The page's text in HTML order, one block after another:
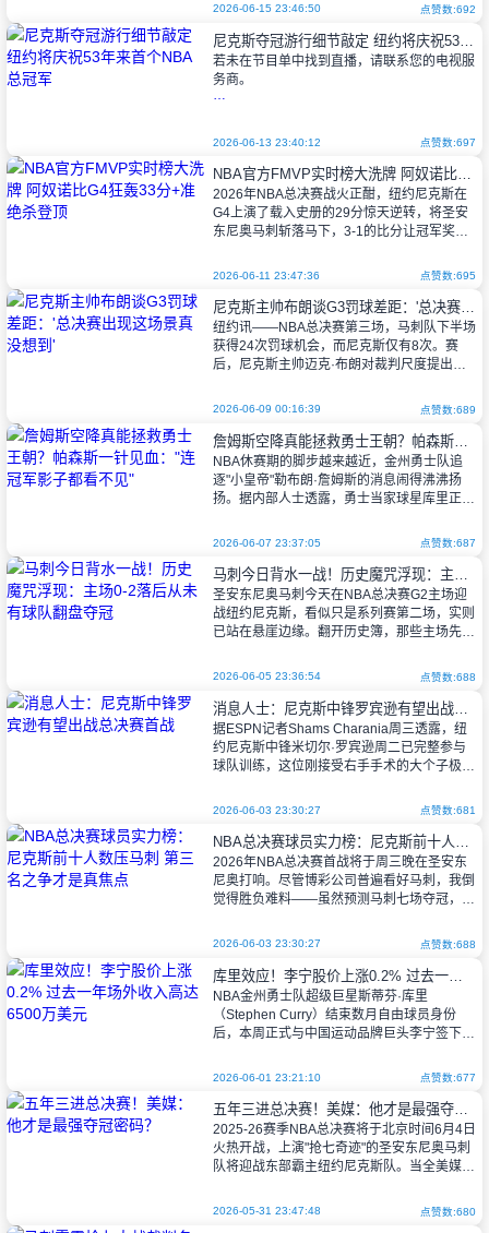
2026-06-15 23:46:50 点赞数:692
尼克斯夺冠游行细节敲定 纽约将庆祝53年来首个NBA总冠军
若未在节目单中找到直播，请联系您的电视服
务商。
纽约尼克斯队时隔53年重夺NBA总冠
行。就在尼克斯以4-1战胜圣安东尼奥马刺队
锁定2026年总冠军
2026-06-13 23:40:12 点赞数:697
NBA官方FMVP实时榜大洗牌 阿奴诺比G4狂轰33分+准绝杀登顶
2026年NBA总决赛战火正酣，纽约尼克斯在
G4上演了载入史册的29分惊天逆转，将圣安
东尼奥马刺斩落马下，3-1的比分让冠军奖杯
上，那个在攻防两端统治赛场的
2026-06-11 23:47:36 点赞数:695
尼克斯主帅布朗谈G3罚球差距：'总决赛出现这场景真没想到'
纽约讯——NBA总决赛第三场，马刺队下半场
获得24次罚球机会，而尼克斯仅有8次。赛
后，尼克斯主帅迈克·布朗对裁判尺度提出质
"在总决赛看到这种场面真是活久见，"布
朗摇头道，"但今晚确
2026-06-09 00:16:39 点赞数:689
詹姆斯空降真能拯救勇士王朝？帕森斯一针见血："连冠军影子都看不见"
NBA休赛期的脚步越来越近，金州勇士队追
逐"小皇帝"勒布朗·詹姆斯的消息闹得沸沸扬
扬。据内部人士透露，勇士当家球星库里正准
促成这段堪称联盟史上最具爆炸性的超
2026-06-07 23:37:05 点赞数:687
马刺今日背水一战！历史魔咒浮现：主场0-2落后从未有球队翻盘夺冠
圣安东尼奥马刺今天在NBA总决赛G2主场迎
战纽约尼克斯，看似只是系列赛第二场，实则
已站在悬崖边缘。翻开历史簿，那些主场先丢
像一道80年无人打破的魔咒。
2026-06-05 23:36:54 点赞数:688
消息人士：尼克斯中锋罗宾逊有望出战总决赛首战
据ESPN记者Shams Charania周三透露，纽
约尼克斯中锋米切尔·罗宾逊周二已完整参与
球队训练，这位刚接受右手手术的大个子极可
2026-06-03 23:30:27 点赞数:681
NBA总决赛球员实力榜：尼克斯前十人数压马刺 第三名之争才是真焦点
2026年NBA总决赛首战将于周三晚在圣安东
尼奥打响。尽管博彩公司普遍看好马刺，我倒
觉得胜负难料——虽然预测马刺七场夺冠，但
将是尼克斯自1973年以来的首座
2026-06-03 23:30:27 点赞数:688
库里效应！李宁股价上涨0.2% 过去一年场外收入高达6500万美元
NBA金州勇士队超级巨星斯蒂芬·库里
（Stephen Curry）结束数月自由球员身份
后，本周正式与中国运动品牌巨头李宁签下十
2026-06-01 23:21:10 点赞数:677
五年三进总决赛！美媒：他才是最强夺冠密码？
2025-26赛季NBA总决赛将于北京时间6月4日
火热开战，上演"抢七奇迹"的圣安东尼奥马刺
队将迎战东部霸主纽约尼克斯队。当全美媒体
身上时，《ClutchP
2026-05-31 23:47:48 点赞数:680